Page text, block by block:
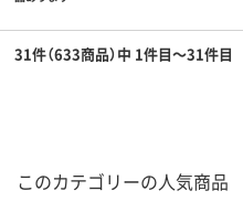
31件（633商品）中 1件目～31件目
このカテゴリーの人気商品